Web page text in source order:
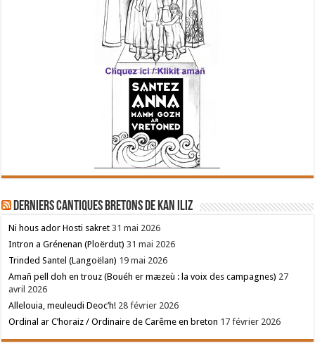
Derniers cantiques bretons de Kan Iliz
Ni hous ador Hosti sakret 31 mai 2026
Intron a Grénenan (Ploërdut) 31 mai 2026
Trinded Santel (Langoëlan) 19 mai 2026
Amañ pell doh en trouz (Bouéh er mæzeù : la voix des campagnes) 27
avril 2026
Allelouia, meuleudi Deoc’h! 28 février 2026
Ordinal ar C’horaiz / Ordinaire de Carême en breton 17 février 2026